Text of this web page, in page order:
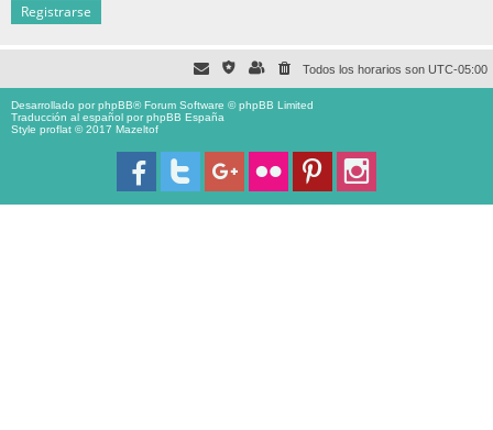
Registrarse
Todos los horarios son UTC-05:00
Desarrollado porphpBB® Forum Software © phpBB Limited
Traducción al español porphpBB España
Style proflat © 2017 Mazeltof